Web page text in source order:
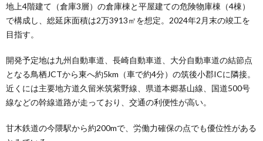
地上4階建て（倉庫3層）の倉庫棟と平屋建ての危険物庫棟（4棟）
で構成し、総延床面積は2万3913㎡を想定。2024年2月末の竣工を
目指す。
開発予定地は九州自動車道、長崎自動車道、大分自動車道の結節点
となる鳥栖JCTから東へ約5km（車で約4分）の筑後小郡ICに隣接。
近くには主要地方道久留米筑紫野線、県道本郷基山線、国道500号
線などの幹線道路が走っており、交通の利便性が高い。
甘木鉄道の今隈駅から約200mで、労働力確保の点でも優位性がある